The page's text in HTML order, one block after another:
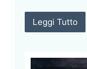
Leggi Tutto